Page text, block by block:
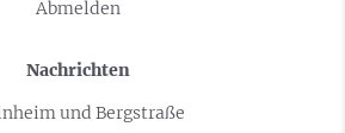
Abmelden
Nachrichten
und Bergstraße